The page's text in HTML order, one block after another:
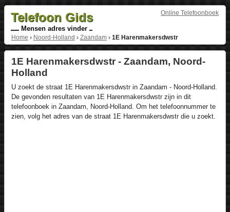
Online Telefoonboek
Telefoon Gids
Mensen adres vinder
Home › Noord-Holland › Zaandam› 1E Harenmakersdwstr
1E Harenmakersdwstr - Zaandam, Noord-
Holland
U zoekt de straat 1E Harenmakersdwstr in Zaandam - Noord-Holland.
De gevonden resultaten van 1E Harenmakersdwstr zijn in dit
telefoonboek in Zaandam, Noord-Holland. Om het telefoonnummer te
zien, volg het adres van de straat 1E Harenmakersdwstr die u zoekt.